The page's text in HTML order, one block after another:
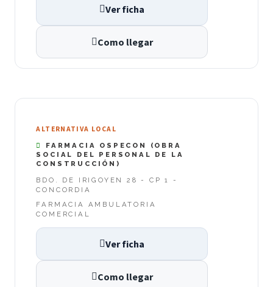
Ver ficha
Como llegar
ALTERNATIVA LOCAL
FARMACIA OSPECON (OBRA
SOCIAL DEL PERSONAL DE LA
CONSTRUCCIÓN)
BDO. DE IRIGOYEN 28 - CP 1 -
CONCORDIA
FARMACIA AMBULATORIA
COMERCIAL
Ver ficha
Como llegar